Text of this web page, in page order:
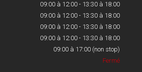
09:00 à 12:00 - 13:30 à 18:00
09:00 à 12:00 - 13:30 à 18:00
09:00 à 12:00 - 13:30 à 18:00
09:00 à 12:00 - 13:30 à 18:00
09:00 à 17:00 (non stop)
Fermé